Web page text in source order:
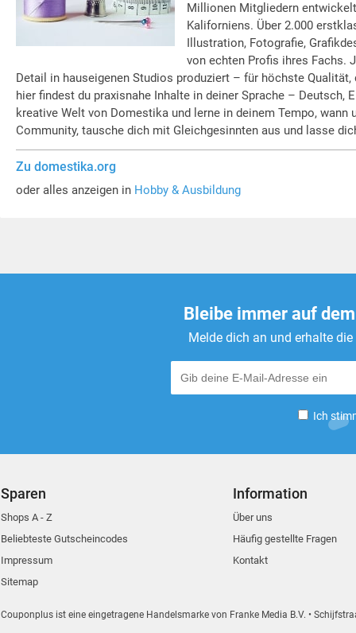
Millionen Mitgliedern
Kaliforniens. Über 2.000
Illustration, Fotografie,
von echten Profis ihres Fachs.
Detail in hauseigenen Studios produziert – für höchste
hier findest du praxisnahe Inhalte in deiner Sprache – Deutsch,
kreative Welt von Domestika und lerne in deinem Tempo,
Community, tausche dich mit Gleichgesinnten aus und lasse
Zu domestika.org
oder alles anzeigen in Hobby & Ausbildung
Bleibe immer auf
Melde dich an und erhalte
Ich
Sparen
Shops A - Z
Beliebteste Gutscheincodes
Impressum
Sitemap
Information
Über uns
Häufig gestellte Fragen
Kontakt
Couponplus ist eine eingetragene Handelsmarke von Franke Media B.V.